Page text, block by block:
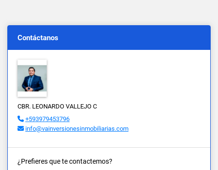
Contáctanos
CBR. LEONARDO VALLEJO C
+593979453796
info@vainversionesinmobiliarias.com
¿Prefieres que te contactemos?